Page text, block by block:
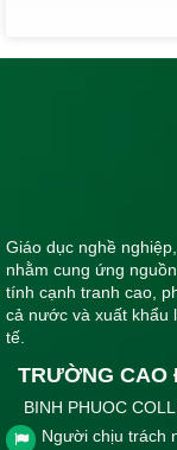
Giáo dục nghề
nhằm cung ứng
tính cạnh tranh cao,
cả nước và xuất khẩu
tế.
TRƯỜNG CAO
BINH PHUOC
Người chịu trách